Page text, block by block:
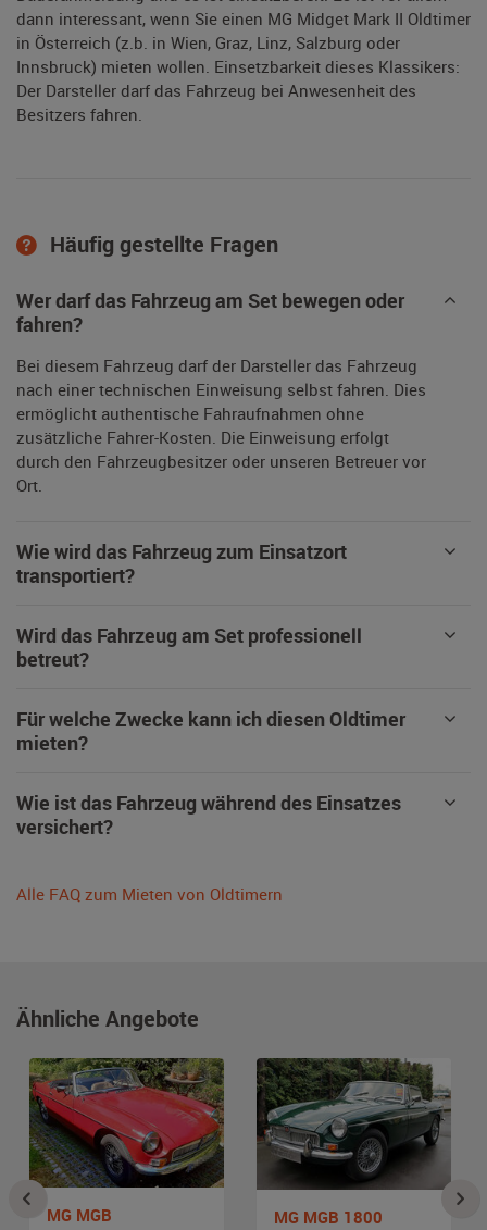
dann interessant, wenn Sie einen MG Midget Mark II Oldtimer
in Österreich (z.b. in Wien, Graz, Linz, Salzburg oder
Innsbruck) mieten wollen. Einsetzbarkeit dieses Klassikers:
Der Darsteller darf das Fahrzeug bei Anwesenheit des
Besitzers fahren.
Häufig gestellte Fragen
Wer darf das Fahrzeug am Set bewegen oder
fahren?
Bei diesem Fahrzeug darf der Darsteller das Fahrzeug
nach einer technischen Einweisung selbst fahren. Dies
ermöglicht authentische Fahraufnahmen ohne
zusätzliche Fahrer-Kosten. Die Einweisung erfolgt
durch den Fahrzeugbesitzer oder unseren Betreuer vor
Ort.
Wie wird das Fahrzeug zum Einsatzort
transportiert?
Wird das Fahrzeug am Set professionell
betreut?
Für welche Zwecke kann ich diesen Oldtimer
mieten?
Wie ist das Fahrzeug während des Einsatzes
versichert?
Alle FAQ zum Mieten von Oldtimern
Ähnliche Angebote
MG MGB MG MGB 1800